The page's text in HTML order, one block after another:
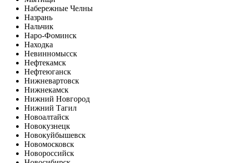
Набережные Челны
Назрань
Нальчик
Наро-Фоминск
Находка
Невинномысск
Нефтекамск
Нефтеюганск
Нижневартовск
Нижнекамск
Нижний Новгород
Нижний Тагил
Новоалтайск
Новокузнецк
Новокуйбышевск
Новомосковск
Новороссийск